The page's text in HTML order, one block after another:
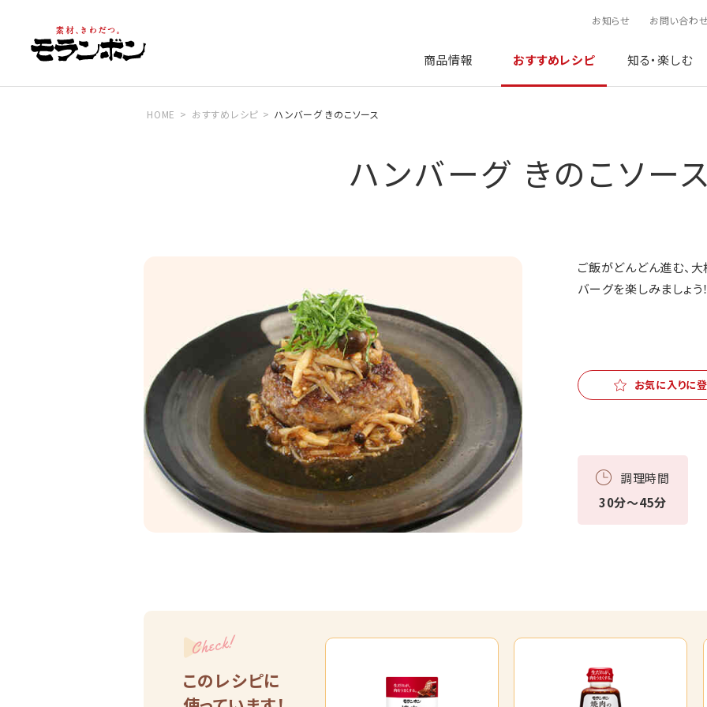
お知らせ お問い合わ
商品情報 おすすめレシピ 知る・楽しむ
HOME おすすめレシピ ハンバーグ きのこソース
ハンバーグ きのこソー
ご飯がどんどん進む、
バーグを楽しみましょう
お気に入りに
調理時間
30分～45分
Check!
このレシピに